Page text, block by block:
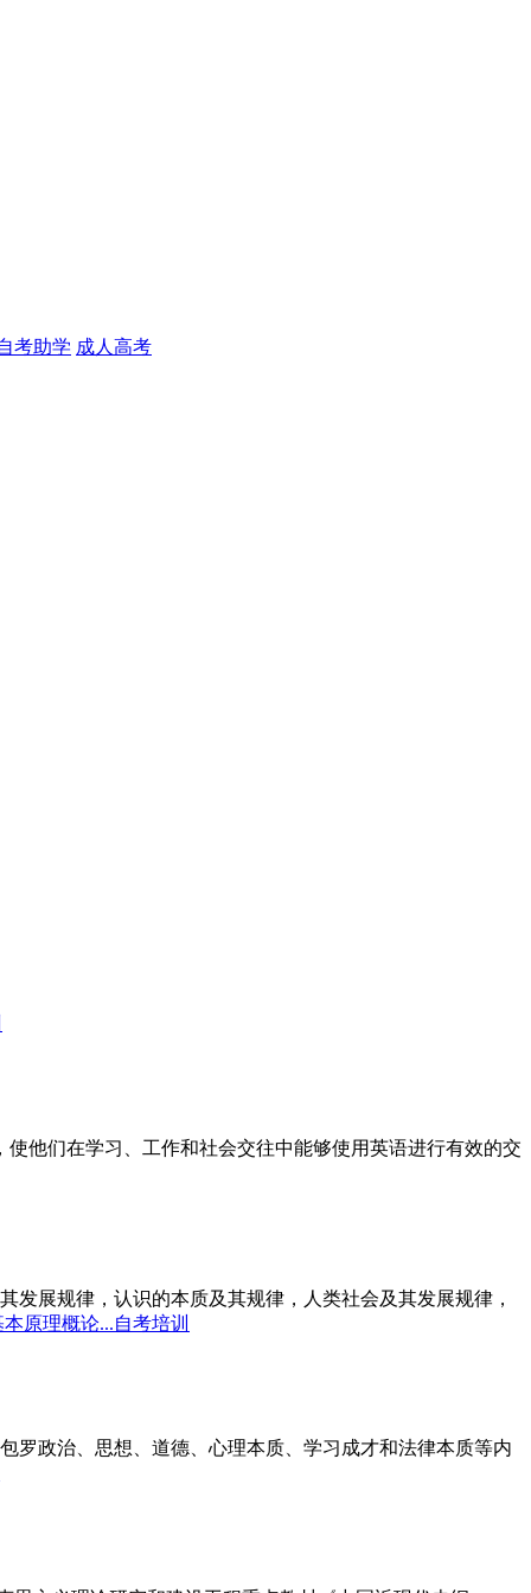
考助学 成人高考
他们在学习、工作和社会交往中能够使用英语进行有效的交
展规律，认识的本质及其规律，人类社会及其发展规律，
原理概论...自考培训
罗政治、思想、道德、心理本质、学习成才和法律本质等内